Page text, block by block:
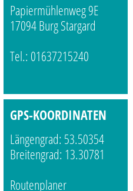
Papiermühlenweg 9E
17094 Burg Stargard
Tel.: 01637215240
GPS-KOORDINATEN
Längengrad: 53.50354
Breitengrad: 13.30781
Routenplaner